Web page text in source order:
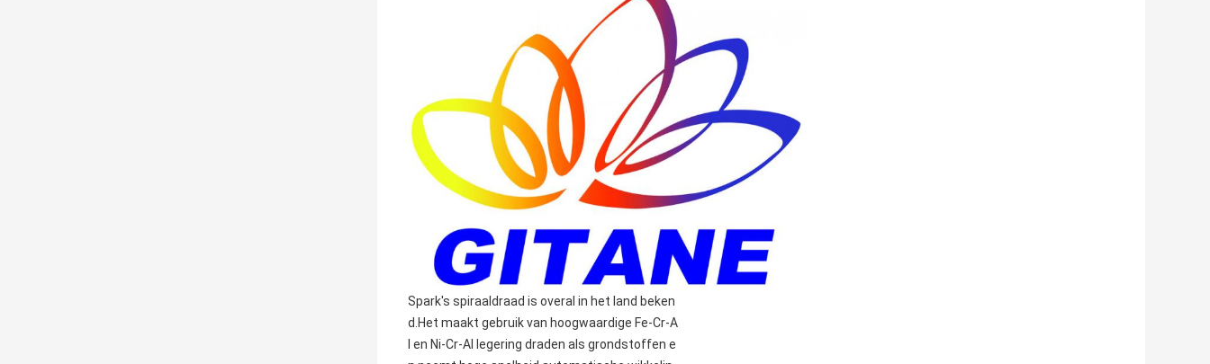
Spark's spiraaldraad is overal in het land beken
d.Het maakt gebruik van hoogwaardige Fe-Cr-A
l en Ni-Cr-Al legering draden als grondstoffen e